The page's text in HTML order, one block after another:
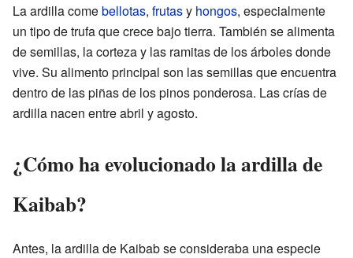
La ardilla comebellotas, frutasy hongos, especialmente
un tipo de trufa que crece bajo tierra. También se alimenta
de semillas, la corteza y las ramitas de los árboles donde
vive. Su alimento principal son las semillas que encuentra
dentro de las piñas de los pinos ponderosa. Las crías de
ardilla nacen entre abril y agosto.
¿Cómo ha evolucionado la ardilla de
Kaibab?
Antes, la ardilla de Kaibab se consideraba una especie